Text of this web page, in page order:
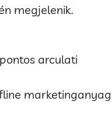
megjelenik.
arculati